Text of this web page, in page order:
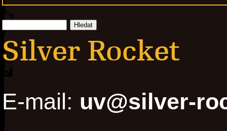
Silver Rocket
E-mail: uv@silver-